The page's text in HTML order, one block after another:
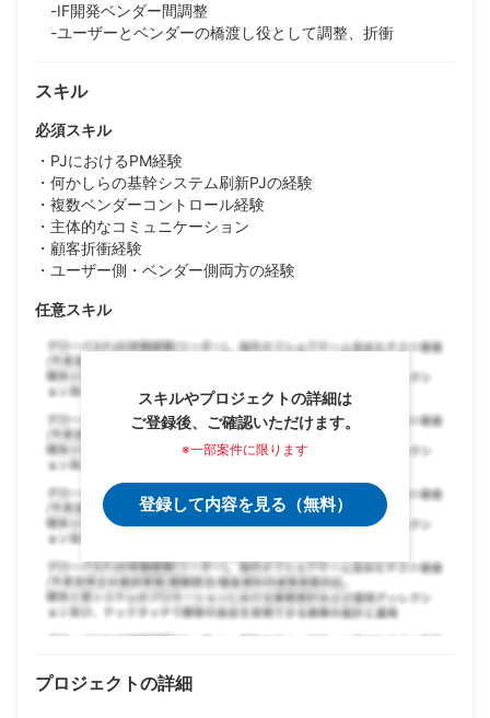
-IF開発ベンダー間調整
-ユーザーとベンダーの橋渡し役として調整、折衝
スキル
必須スキル
・PJにおけるPM経験
・何かしらの基幹システム刷新PJの経験
・複数ベンダーコントロール経験
・主体的なコミュニケーション
・顧客折衝経験
・ユーザー側・ベンダー側両方の経験
任意スキル
スキルやプロジェクトの詳細は
ご登録後、ご確認いただけます。
※一部案件に限ります
登録して内容を見る（無料）
プロジェクトの詳細